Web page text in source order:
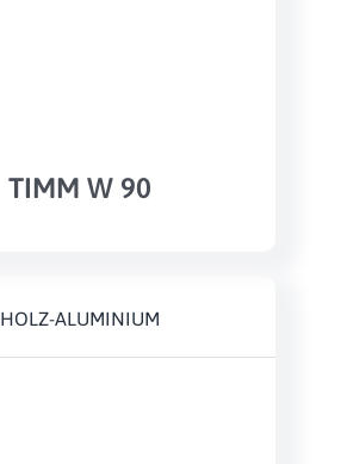
TIMM W 90
HOLZ-ALUMINIUM